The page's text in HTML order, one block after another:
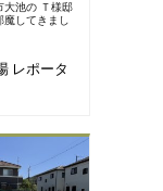
大池の Ｔ様邸
してきまし
レポータ